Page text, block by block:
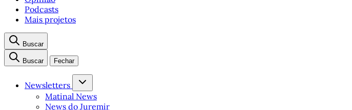
Podcasts
Mais projetos
Buscar
Buscar Fechar
Newsletters
Matinal News
News do Juremir